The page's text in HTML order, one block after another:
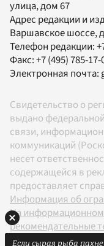
улица, дом 67
Адрес редакции и
Варшавское шоссе,
Телефон редакции:
Факс:+7 (495) 785-17-
Электронная почта:
Свидетельство о
выдано
связи,
коммуникаций
несет
содержащейся в
предоставляет
Информация об
На
рекомендательные
Правилами
Если сырая рыба